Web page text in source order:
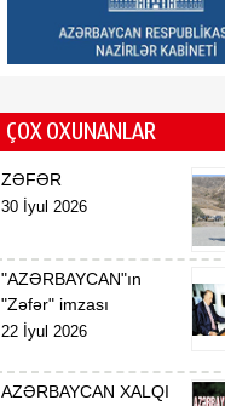
sisteminin yenilənməsi
işlərinə başlanılıb
münasibətləri: Strateji
tərəfdaşlığın yeni vizyonu
ÇOX OXUNANLAR
ZƏFƏR
30 İyul 2026
"AZƏRBAYCAN"ın
"Zəfər" imzası
22 İyul 2026
AZƏRBAYCAN XALQI